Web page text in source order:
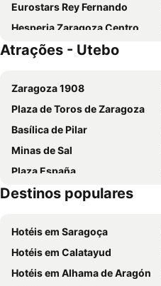
Eurostars Rey Fernando
Hesperia Zaragoza Centro
Exe Zaragoza WTC
Ilunion Romareda
Hotel & Spa Real Ciudad de Zaragoza
Hotel Don Jaime 54
B&B HOTEL Zaragoza Royal
Vincci Zaragoza Zentro
Hotel Hiberus
Hotel Gran Via
Hotel Palafox
Sercotel Plaza Feria
Atrações - Utebo
Zaragoza 1908
Plaza de Toros de Zaragoza
Basílica de Pilar
Minas de Sal
Plaza España
Catedral de San Salvador
Estación del Norte
Zaragoza Airport
Estadio de la Romareda
Destinos populares
Hotéis em Saragoça
Hotéis em Calatayud
Hotéis em Alhama de Aragón